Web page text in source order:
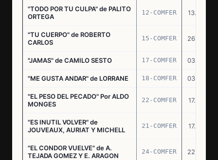
"TODO POR TU CULPA" de PALITO
ORTEGA
12-COMFER 13.05.76
"TU CUERPO" de ROBERTO
CARLOS
15-COMFER 26.05.76
"JAMAS" de CAMILO SESTO 17-COMFER 03.06.76
"ME GUSTA ANDAR" de LORRANE 18-COMFER 03.06.76
"EL PESO DEL PECADO" Por ALDO
MONGES
22-COMFER 17.06.76
"ES INUTIL VOLVER" de
JOUVEAUX, AURIAT Y MICHELL
21-COMFER 17.06.76
"EL CONDOR VUELVE" de A.
TEJADA GOMEZ Y E. ARAGON
24-COMFER 22.06.76